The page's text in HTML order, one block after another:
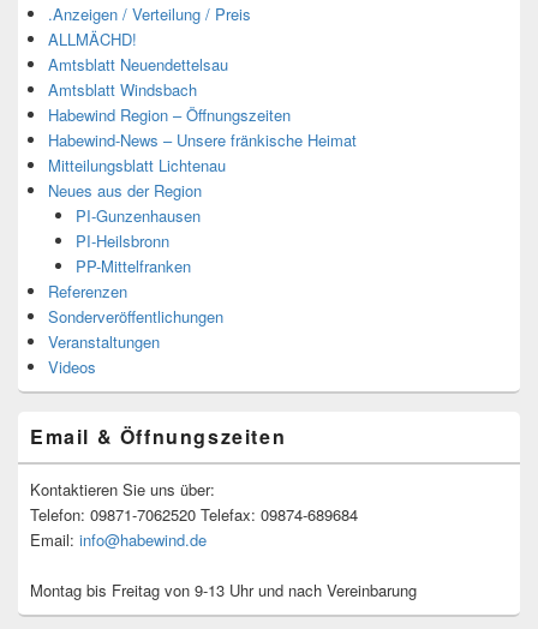
.Anzeigen / Verteilung / Preis
ALLMÄCHD!
Amtsblatt Neuendettelsau
Amtsblatt Windsbach
Habewind Region – Öffnungszeiten
Habewind-News – Unsere fränkische Heimat
Mitteilungsblatt Lichtenau
Neues aus der Region
PI-Gunzenhausen
PI-Heilsbronn
PP-Mittelfranken
Referenzen
Sonderveröffentlichungen
Veranstaltungen
Videos
Email & Öffnungszeiten
Kontaktieren Sie uns über:
Telefon: 09871-7062520 Telefax: 09874-689684
Email: info@habewind.de
Montag bis Freitag von 9-13 Uhr und nach Vereinbarung